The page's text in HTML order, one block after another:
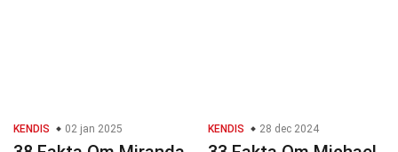
KENDIS 02 jan 2025 KENDIS 28 dec 2024